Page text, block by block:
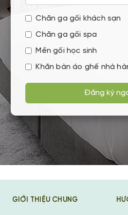
Chăn ga gối khách sạn
Chăn ga gối spa
Mền gối học sinh
Khăn bàn áo ghế nhà
Đăng ký
GIỚI THIỆU CHUNG